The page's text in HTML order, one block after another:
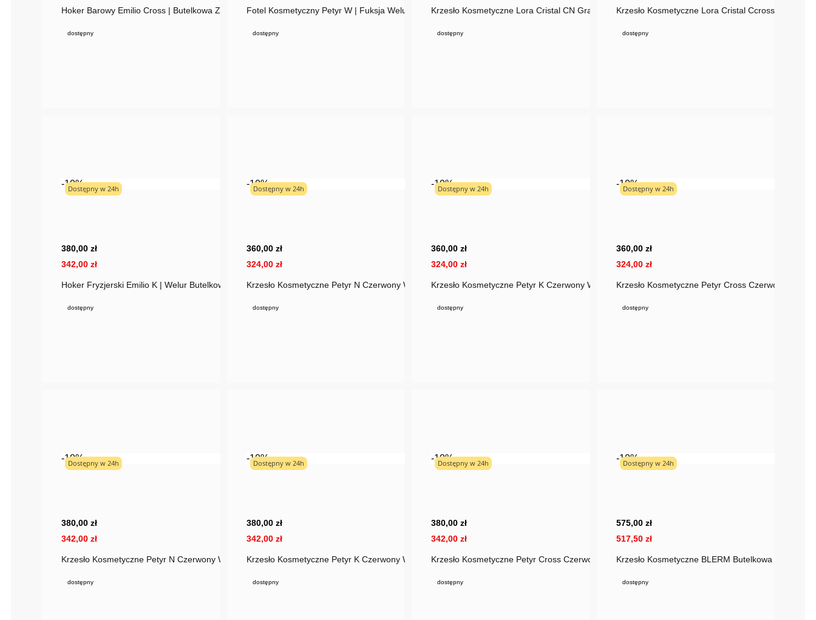
Hoker Barowy Emilio Cross | Butelkowa Zieleń Welur
dostępny
Fotel Kosmetyczny Petyr W | Fuksja Welur
dostępny
Krzesło Kosmetyczne Lora Cristal CN Grafitowy Welur
dostępny
Krzesło Kosmetyczne Lora Cristal Ccross Grafitowy
dostępny
-10%
380,00 zł
342,00 zł
Hoker Fryzjerski Emilio K | Welur Butelkowa Zieleń Złota
dostępny
Dostępny w 24h -10%
360,00 zł
324,00 zł
Krzesło Kosmetyczne Petyr N Czerwony Welur
dostępny
Dostępny w 24h -10%
360,00 zł
324,00 zł
Krzesło Kosmetyczne Petyr K Czerwony Welur
dostępny
Dostępny w 24h -10%
360,00 zł
324,00 zł
Krzesło Kosmetyczne Petyr Cross Czerwony Welur
dostępny
Dostępny w 24h
-10%
380,00 zł
342,00 zł
Krzesło Kosmetyczne Petyr N Czerwony Welur Złota Podstawa
dostępny
Dostępny w 24h -10%
380,00 zł
342,00 zł
Krzesło Kosmetyczne Petyr K Czerwony Welur Złota Podstawa
dostępny
Dostępny w 24h -10%
380,00 zł
342,00 zł
Krzesło Kosmetyczne Petyr Cross Czerwony Welur
dostępny
Dostępny w 24h -10%
575,00 zł
517,50 zł
Krzesło Kosmetyczne BLERM Butelkowa Zieleń
dostępny
Dostępny w 24h